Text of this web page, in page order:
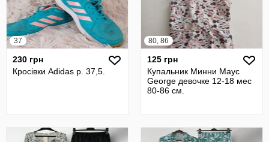
37
230 грн
Кросівки Adidas р. 37,5.
80, 86
125 грн
Купальник Минни Маус
George девочке 12-18 мес
80-86 см.